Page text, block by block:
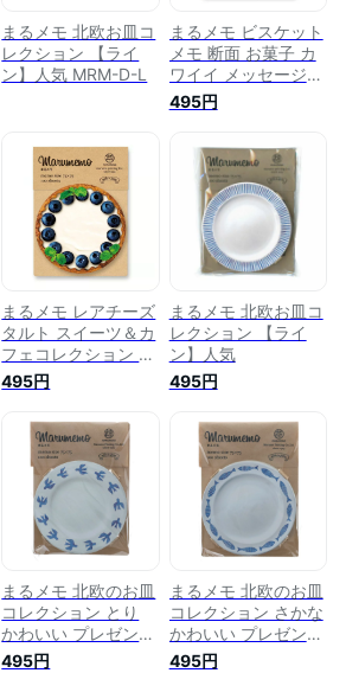
まるメモ 北欧お皿コ
レクション 【ライ
ン】人気 MRM-D-L
まるメモ ビスケット
メモ 断面 お菓子 カ
ワイイ メッセージ
人気 かわいい おし
ゃれ コースター 手
円形 まるいメモ 丸
い 日本製 マルモ印
刷 まるもの
495円
まるメモ レアチーズ
タルト スイーツ＆カ
フェコレクション メ
モ スイーツ ケーキ
タルト ブルーベリー
チーズケーキ カワイ
イ メッセージ 人気
かわいい おしゃれ
MRM-RT 100枚入 円
形 まるいメモ 丸い
日本製 マルモ印刷
495円
まるメモ 北欧お皿コ
レクション 【ライ
ン】人気
495円
まるメモ 北欧のお皿
コレクション とり
かわいい プレゼント
100枚
495円
まるメモ 北欧のお皿
コレクション さかな
かわいい プレゼント
100枚
495円